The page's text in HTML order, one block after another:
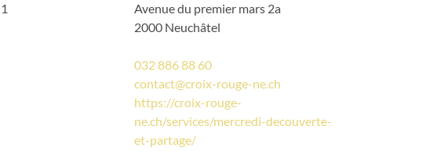
Avenue du premier mars 2a
2000 Neuchâtel
032 886 88 60
contact@croix-rouge-ne.ch
https://croix-rouge-
ne.ch/services/mercredi-decouverte-
et-partage/